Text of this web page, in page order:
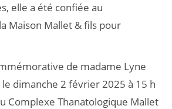
elle a été confiée au
Maison Mallet & fils pour
de madame Lyne
dimanche 2 février 2025 à 15 h
Complexe Thanatologique Mallet